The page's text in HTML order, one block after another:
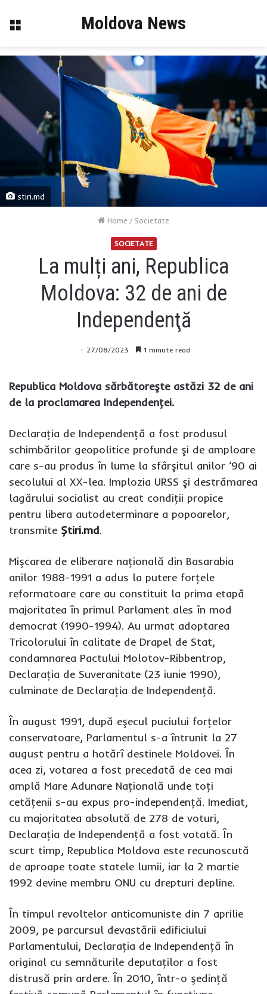
Menu Moldova News
stiri.md
Home / Societate
SOCIETATE
La mulți ani, Republica
Moldova: 32 de ani de
Independenţă
27/08/2023 1 minute read
Republica Moldova sărbătoreşte astăzi 32 de ani
de la proclamarea Independenţei.
Declaraţia de Independenţă a fost produsul
schimbărilor geopolitice profunde şi de amploare
care s-au produs în lume la sfârşitul anilor ’90 ai
secolului al XX-lea. Implozia URSS şi destrămarea
lagărului socialist au creat condiţii propice
pentru libera autodeterminare a popoarelor,
transmite Știri.md.
Mişcarea de eliberare naţională din Basarabia
anilor 1988-1991 a adus la putere forţele
reformatoare care au constituit la prima etapă
majoritatea în primul Parlament ales în mod
democrat (1990-1994). Au urmat adoptarea
Tricolorului în calitate de Drapel de Stat,
condamnarea Pactului Molotov-Ribbentrop,
Declaraţia de Suveranitate (23 iunie 1990),
culminate de Declaraţia de Independenţă.
În august 1991, după eşecul puciului forţelor
conservatoare, Parlamentul s-a întrunit la 27
august pentru a hotărî destinele Moldovei. În
acea zi, votarea a fost precedată de cea mai
amplă Mare Adunare Naţională unde toţi
cetăţenii s-au expus pro-independenţă. Imediat,
cu majoritatea absolută de 278 de voturi,
Declaraţia de Independenţă a fost votată. În
scurt timp, Republica Moldova este recunoscută
de aproape toate statele lumii, iar la 2 martie
1992 devine membru ONU cu drepturi depline.
În timpul revoltelor anticomuniste din 7 aprilie
2009, pe parcursul devastării edificiului
Parlamentului, Declaraţia de Independenţă în
original cu semnăturile deputaţilor a fost
distrusă prin ardere. În 2010, într-o şedinţă